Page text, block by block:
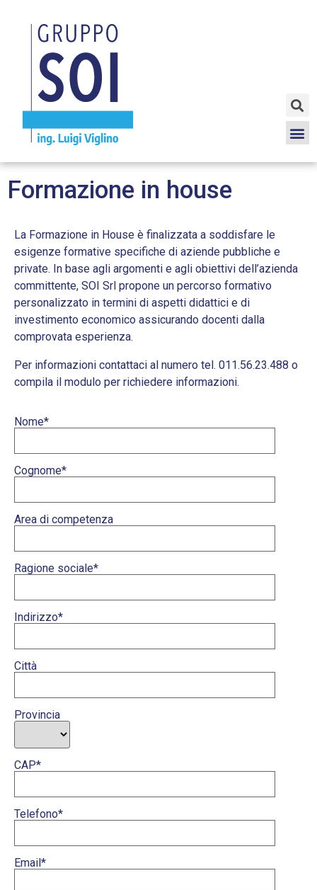
Formazione in house
La Formazione in House è finalizzata a soddisfare le
esigenze formative specifiche di aziende pubbliche e
private. In base agli argomenti e agli obiettivi dell’azienda
committente, SOI Srl propone un percorso formativo
personalizzato in termini di aspetti didattici e di
investimento economico assicurando docenti dalla
comprovata esperienza.
Per informazioni contattaci al numero tel. 011.56.23.488 o
compila il modulo per richiedere informazioni.
Nome*
Cognome*
Area di competenza
Ragione sociale*
Indirizzo*
Città
Provincia
CAP*
Telefono*
Email*